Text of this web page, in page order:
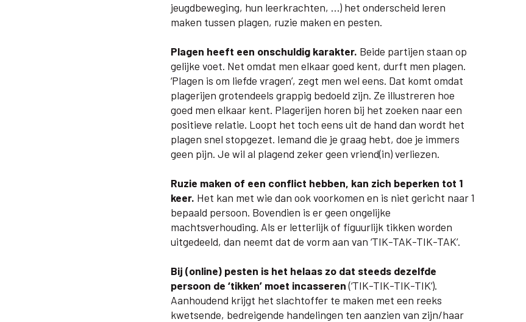
jeugdbeweging, hun leerkrachten, …) het onderscheid leren
maken tussen plagen, ruzie maken en pesten.
Plagen heeft een onschuldig karakter. Beide partijen staan op
gelijke voet. Net omdat men elkaar goed kent, durft men plagen.
‘Plagen is om liefde vragen’, zegt men wel eens. Dat komt omdat
plagerijen grotendeels grappig bedoeld zijn. Ze illustreren hoe
goed men elkaar kent. Plagerijen horen bij het zoeken naar een
positieve relatie. Loopt het toch eens uit de hand dan wordt het
plagen snel stopgezet. Iemand die je graag hebt, doe je immers
geen pijn. Je wil al plagend zeker geen vriend(in) verliezen.
Ruzie maken of een conflict hebben, kan zich beperken tot 1
keer. Het kan met wie dan ook voorkomen en is niet gericht naar 1
bepaald persoon. Bovendien is er geen ongelijke
machtsverhouding. Als er letterlijk of figuurlijk tikken worden
uitgedeeld, dan neemt dat de vorm aan van ‘TIK-TAK-TIK-TAK’.
Bij (online) pesten is het helaas zo dat steeds dezelfde
persoon de ‘tikken’ moet incasseren(‘TIK-TIK-TIK-TIK’).
Aanhoudend krijgt het slachtoffer te maken met een reeks
kwetsende, bedreigende handelingen ten aanzien van zijn/haar